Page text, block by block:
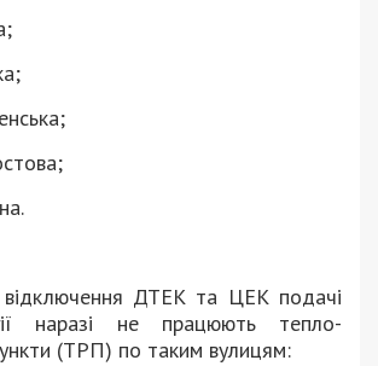
ДТЕК та ЦЕК подачі
наразі не працюють тепло-
(ТРП) по таким вулицям: